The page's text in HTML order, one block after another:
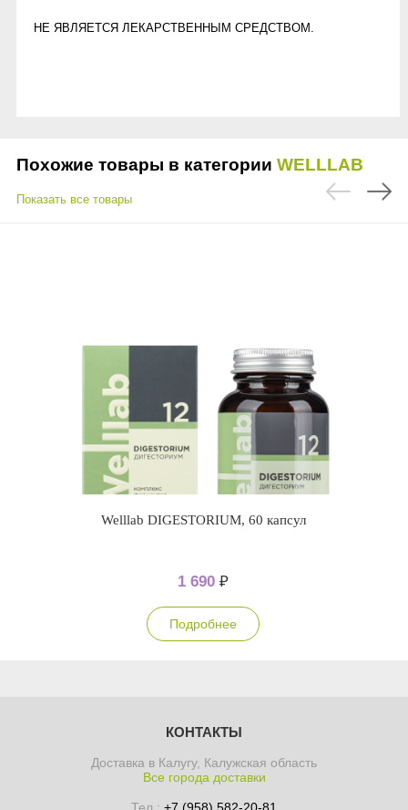
НЕ ЯВЛЯЕТСЯ ЛЕКАРСТВЕННЫМ СРЕДСТВОМ.
Похожие товары в категории WELLLAB
Показать все товары
Welllab DIGESTORIUM, 60 капсул
1 690 ₽
Подробнее
КОНТАКТЫ
Доставка в Калугу, Калужская область
Все города доставки